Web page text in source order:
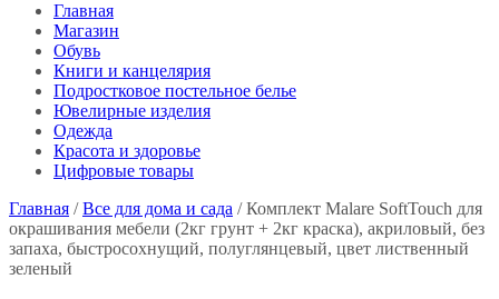
Главная
Магазин
Обувь
Книги и канцелярия
Подростковое постельное белье
Ювелирные изделия
Одежда
Красота и здоровье
Цифровые товары
Главная /Все для дома и сада / Комплект Malare SoftTouch для
окрашивания мебели (2кг грунт + 2кг краска), акриловый, без
запаха, быстросохнущий, полуглянцевый, цвет лиственный
зеленый